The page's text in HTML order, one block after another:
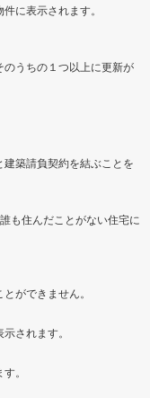
に表示されます。
うちの１つ以上に更新が
築請負契約を結ぶことを
も住んだことがない住宅に
ができません。
されます。
。